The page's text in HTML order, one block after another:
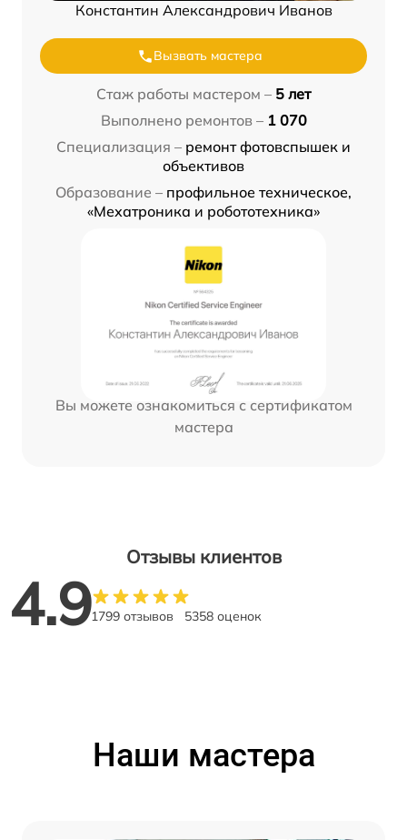
Константин Александрович Иванов
Вызвать мастера
Стаж работы мастером – 5 лет
Выполнено ремонтов – 1 070
Специализация – ремонт фотовспышек и
объективов
Образование – профильное техническое,
«Мехатроника и робототехника»
Вы можете ознакомиться с сертификатом
мастера
Отзывы клиентов
4.91799 отзывов 5358 оценок
Наши мастера